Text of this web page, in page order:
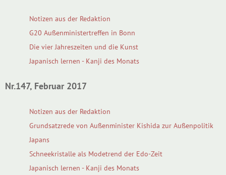
Notizen aus der Redaktion
G20 Außenministertreffen in Bonn
Die vier Jahreszeiten und die Kunst
Japanisch lernen - Kanji des Monats
Nr.147, Februar 2017
Notizen aus der Redaktion
Grundsatzrede von Außenminister Kishida zur Außenpolitik
Japans
Schneekristalle als Modetrend der Edo-Zeit
Japanisch lernen - Kanji des Monats